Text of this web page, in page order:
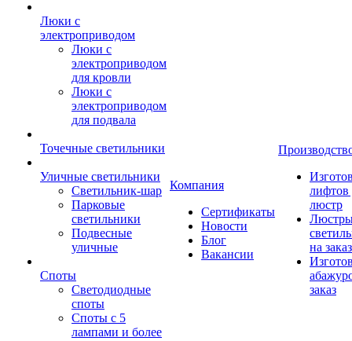
Люки с
электроприводом
Люки с
электроприводом
для кровли
Люки с
электроприводом
для подвала
Точечные светильники
Уличные светильники
Светильник-шар
Парковые
светильники
Подвесные
уличные
Споты
Светодиодные
споты
Споты с 5
лампами и более
Компания
Сертификаты
Новости
Блог
Вакансии
лифтов
люстр
на заказ
заказ